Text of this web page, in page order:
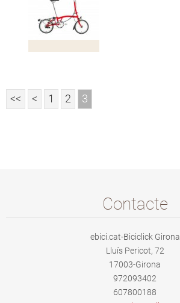
<< < 1 2 3
Contacte
ebici.cat-Biciclick Girona
Lluís Pericot, 72
17003-Girona
972093402
607800188